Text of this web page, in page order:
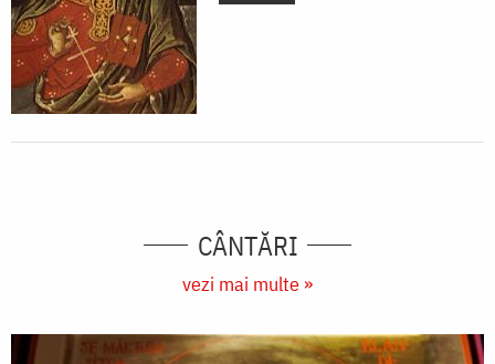
CÂNTĂRI
vezi mai multe »